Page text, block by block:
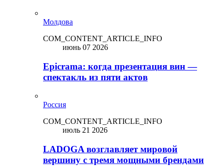
Молдова
COM_CONTENT_ARTICLE_INFO
июнь 07 2026
Epicrama: когда презентация вин —
спектакль из пяти актов
Россия
COM_CONTENT_ARTICLE_INFO
июль 21 2026
LADOGA возглавляет мировой
вершину с тремя мощными брендами